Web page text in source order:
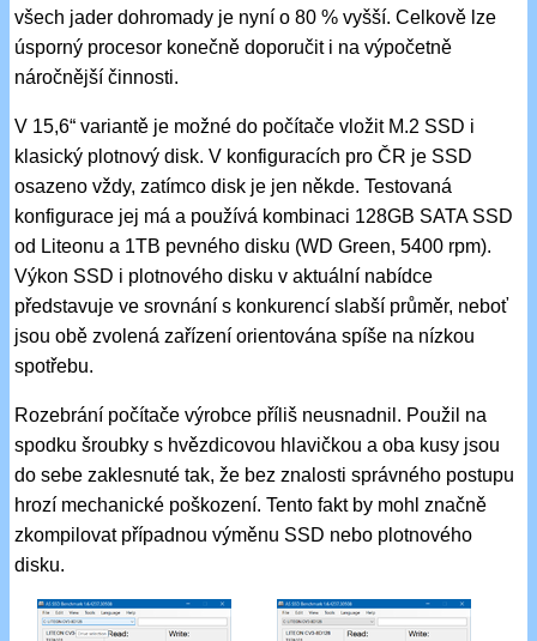
všech jader dohromady je nyní o 80 % vyšší. Celkově lze
úsporný procesor konečně doporučit i na výpočetně
náročnější činnosti.
V 15,6“ variantě je možné do počítače vložit M.2 SSD i
klasický plotnový disk. V konfiguracích pro ČR je SSD
osazeno vždy, zatímco disk je jen někde. Testovaná
konfigurace jej má a používá kombinaci 128GB SATA SSD
od Liteonu a 1TB pevného disku (WD Green, 5400 rpm).
Výkon SSD i plotnového disku v aktuální nabídce
představuje ve srovnání s konkurencí slabší průměr, neboť
jsou obě zvolená zařízení orientována spíše na nízkou
spotřebu.
Rozebrání počítače výrobce příliš neusnadnil. Použil na
spodku šroubky s hvězdicovou hlavičkou a oba kusy jsou
do sebe zaklesnuté tak, že bez znalosti správného postupu
hrozí mechanické poškození. Tento fakt by mohl značně
zkompilovat případnou výměnu SSD nebo plotnového
disku.